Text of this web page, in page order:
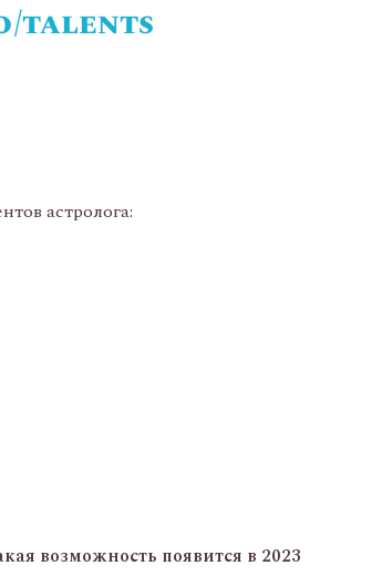
talents
астролога:
возможность появится в 2023